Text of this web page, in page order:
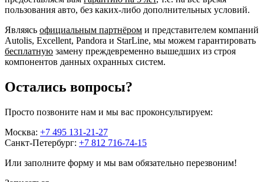
пользования авто, без каких-либо дополнительных условий.
Являясь официальным партнёром и представителем компаний
Autolis, Excellent, Pandora и StarLine, мы можем гарантировать
бесплатную замену преждевременно вышедших из строя
компонентов данных охранных систем.
Остались вопросы?
Просто позвоните нам и мы вас проконсультируем:
Москва: +7 495 131-21-27
Санкт-Петербург: +7 812 716-74-15
Или заполните форму и мы вам обязательно перезвоним!